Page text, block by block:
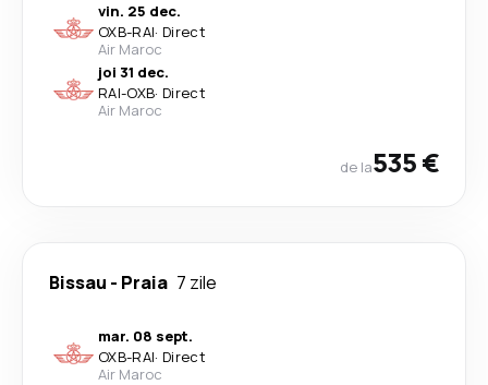
vin. 25 dec.
OXB-RAI· Direct
Air Maroc
joi 31 dec.
RAI-OXB· Direct
Air Maroc
de la535 €
Bissau - Praia 7 zile
mar. 08 sept.
OXB-RAI· Direct
Air Maroc